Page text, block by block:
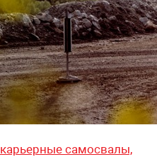
карьерные самосвалы,